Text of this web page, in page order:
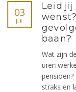
03
JUL
Leid jij
baan?
Wat zijn
uren
straks en